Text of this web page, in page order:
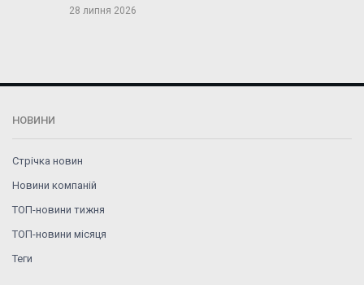
28 липня 2026
НОВИНИ
Стрічка новин
Новини компаній
ТОП-новини тижня
ТОП-новини місяця
Теги